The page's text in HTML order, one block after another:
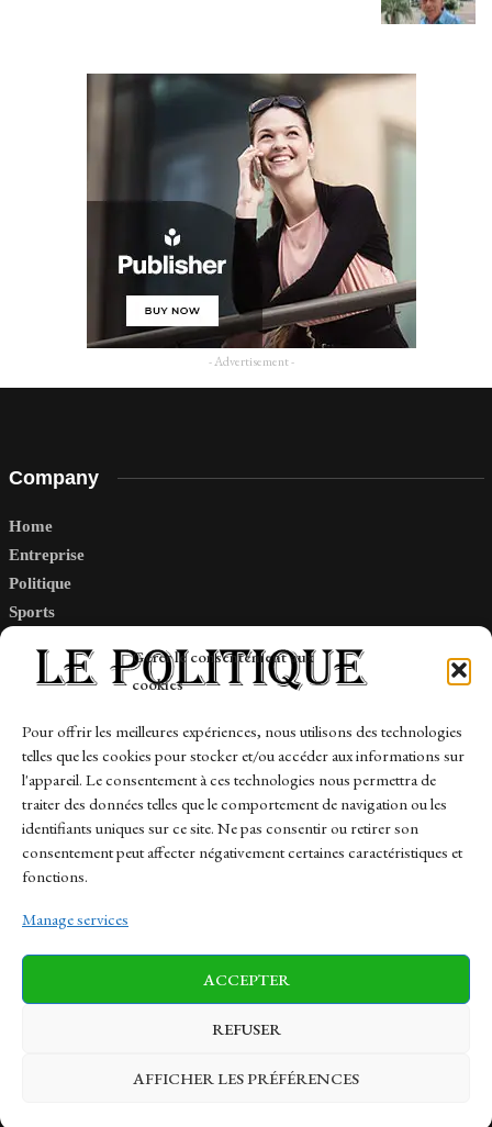
Gérer le consentement aux
cookies
Pour offrir les meilleures expériences, nous utilisons des technologies
telles que les cookies pour stocker et/ou accéder aux informations sur
l'appareil. Le consentement à ces technologies nous permettra de
traiter des données telles que le comportement de navigation ou les
identifiants uniques sur ce site. Ne pas consentir ou retirer son
consentement peut affecter négativement certaines caractéristiques et
fonctions.
Manage services
ACCEPTER
REFUSER
AFFICHER LES PRÉFÉRENCES
- Advertisement -
Company
Home
Entreprise
Politique
Sports
Links
Contact
Sitemap
News Finance-Marches Politics
Business Tech Health Sports Travel
© 1997-2026 - lepolitique.net. All Rights Reserved.